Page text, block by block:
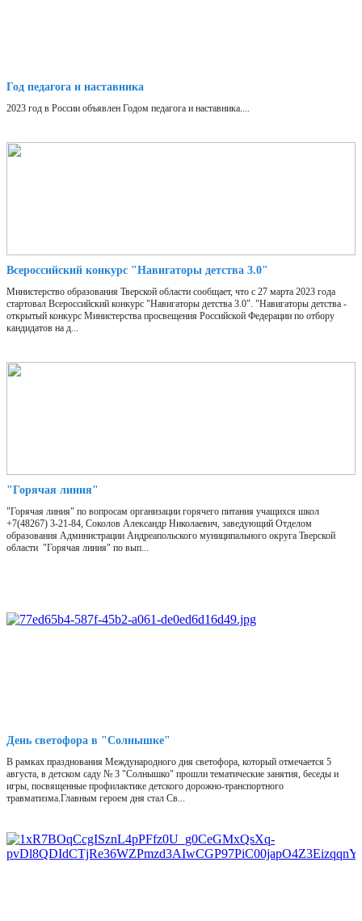
Год педагога и наставника
2023 год в России объявлен Годом педагога и наставника....
Всероссийский конкурс "Навигаторы детства 3.0"
Министерство образования Тверской области сообщает, что с 27 марта 2023 года
стартовал Всероссийский конкурс "Навигаторы детства 3.0". "Навигаторы детства -
открытый конкурс Министерства просвещения Российской Федерации по отбору
кандидатов на д...
"Горячая линия"
"Горячая линия" по вопросам организации горячего питания учащихся школ
+7(48267) 3-21-84, Соколов Александр Николаевич, заведующий Отделом
образования Администрации Андреапольского муниципального округа Тверской
области "Горячая линия" по вып...
День светофора в "Солнышке"
В рамках празднования Международного дня светофора, который отмечается 5
августа, в детском саду № 3 "Солнышко" прошли тематические занятия, беседы и
игры, посвященные профилактике детского дорожно-транспортного
травматизма.Главным героем дня стал Св...